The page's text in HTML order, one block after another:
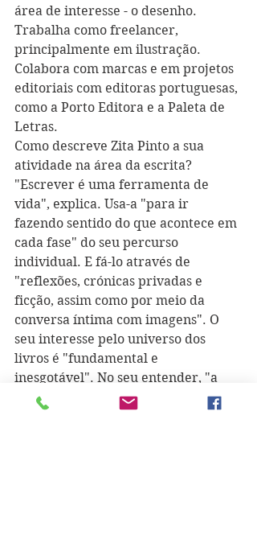
área de interesse - o desenho.
Trabalha como freelancer,
principalmente em ilustração.
Colabora com marcas e em projetos
editoriais com editoras portuguesas,
como a Porto Editora e a Paleta de
Letras.
Como descreve Zita Pinto a sua
atividade na área da escrita?
"Escrever é uma ferramenta de
vida", explica. Usa-a "para ir
fazendo sentido do que acontece em
cada fase" do seu percurso
individual. E fá-lo através de
"reflexões, crónicas privadas e
ficção, assim como por meio da
conversa íntima com imagens". O
seu interesse pelo universo dos
livros é "fundamental e
inesgotável". No seu entender, "a
imortalidade só teria esta